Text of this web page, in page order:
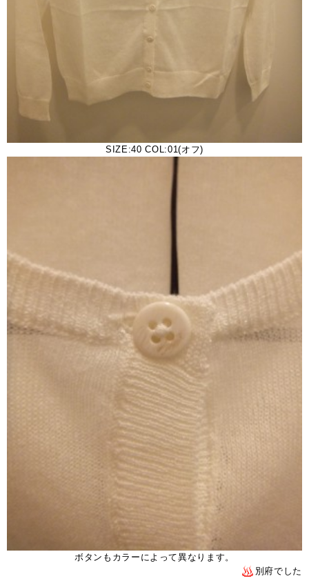
SIZE:40 COL:01(オフ)
ボタンもカラーによって異なります。
別府でした